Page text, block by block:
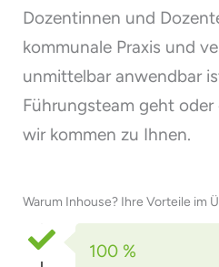
Dozentinnen und
kommunale Praxis und
unmittelbar anwendbar
Führungsteam geht
wir kommen zu Ihnen.
Warum Inhouse? Ihre Vorteile im
100 %